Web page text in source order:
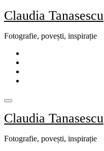
Skip
to
Claudia Tanasescu
Fotografie, povești, inspirație
Claudia Tanasescu
Fotografie, povești, inspirație